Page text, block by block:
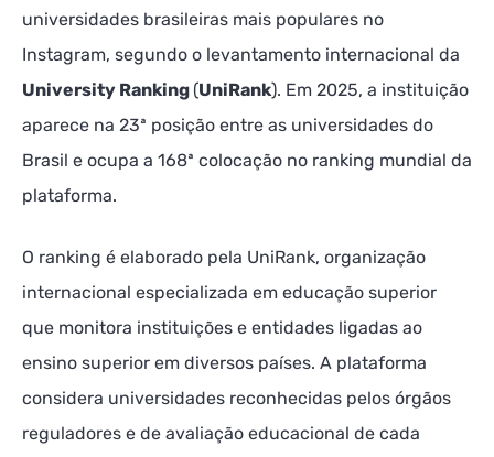
universidades brasileiras mais populares no
Instagram, segundo o levantamento internacional da
University Ranking (UniRank). Em 2025, a instituição
aparece na 23ª posição entre as universidades do
Brasil e ocupa a 168ª colocação no ranking mundial da
plataforma.
O ranking é elaborado pela UniRank, organização
internacional especializada em educação superior
que monitora instituições e entidades ligadas ao
ensino superior em diversos países. A plataforma
considera universidades reconhecidas pelos órgãos
reguladores e de avaliação educacional de cada